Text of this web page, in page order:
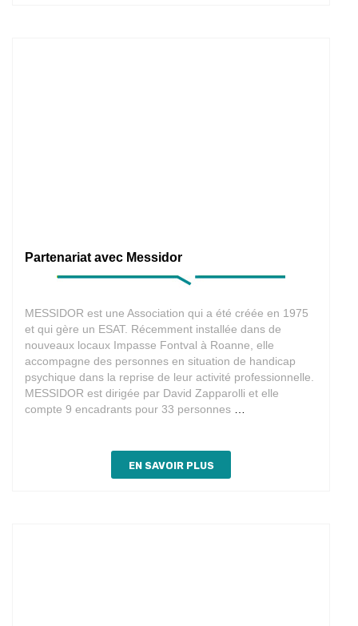
Partenariat avec Messidor
MESSIDOR est une Association qui a été créée en 1975
et qui gère un ESAT. Récemment installée dans de
nouveaux locaux Impasse Fontval à Roanne, elle
accompagne des personnes en situation de handicap
psychique dans la reprise de leur activité professionnelle.
MESSIDOR est dirigée par David Zapparolli et elle
compte 9 encadrants pour 33 personnes …
EN SAVOIR PLUS